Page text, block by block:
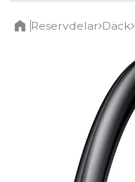
Reservdelar Däck